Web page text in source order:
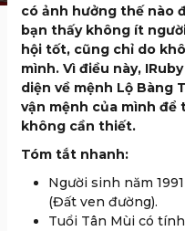
có ảnh hưởng thế nào
bạn thấy không ít
hội tốt, cũng chỉ do
mình. Vì điều này,
diện về mệnh Lộ Bàng
vận mệnh của mình để
không cần thiết.
Tóm tắt nhanh:
Người sinh năm
(Đất ven đường).
Tuổi Tân Mùi có